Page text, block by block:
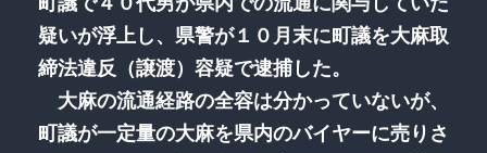
疑いが浮上し、県警が１０月末に町議を大麻取
締法違反（譲渡）容疑で逮捕した。
大麻の流通経路の全容は分かっていないが、
町議が一定量の大麻を県内のバイヤーに売りさ